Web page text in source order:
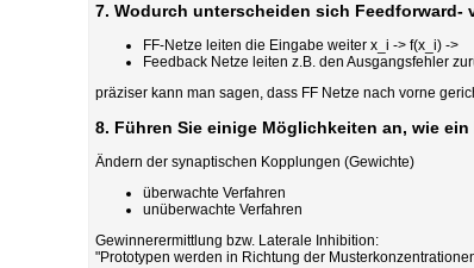
7. Wodurch unterscheiden sich Feedforward-
FF-Netze leiten die Eingabe weiter x_i -> f(x_i) ->
Feedback Netze leiten z.B. den Ausgangsfehler
präziser kann man sagen, dass FF Netze nach vorne
8. Führen Sie einige Möglichkeiten an, wie ein
Ändern der synaptischen Kopplungen (Gewichte)
überwachte Verfahren
unüberwachte Verfahren
Gewinnerermittlung bzw. Laterale Inhibition:
"Prototypen werden in Richtung der